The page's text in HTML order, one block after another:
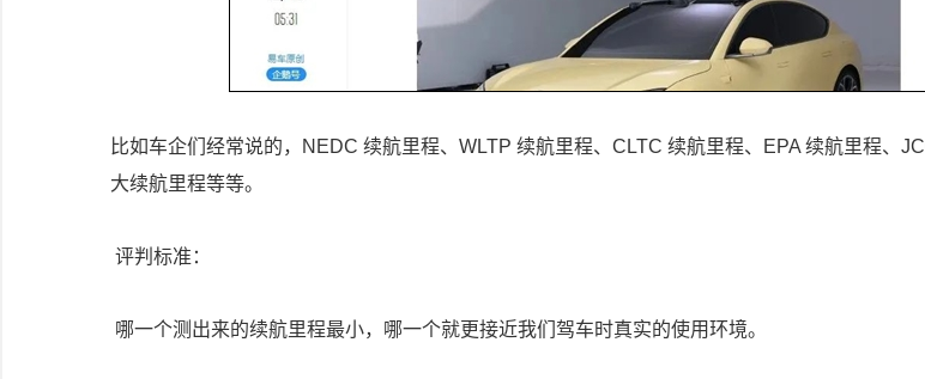
比如车企们经常说的，NEDC 续航里程、WLTP 续航里程、CLTC 续航里程、EPA 续航里程、
大续航里程等等。
评判标准：
哪一个测出来的续航里程最小，哪一个就更接近我们驾车时真实的使用环境。